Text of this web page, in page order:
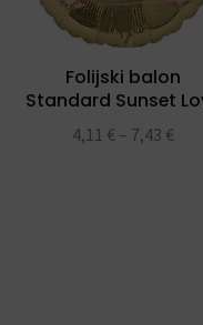
Folijski balon
Standard Sunset
Balloon
4,11 € – 7,43 €